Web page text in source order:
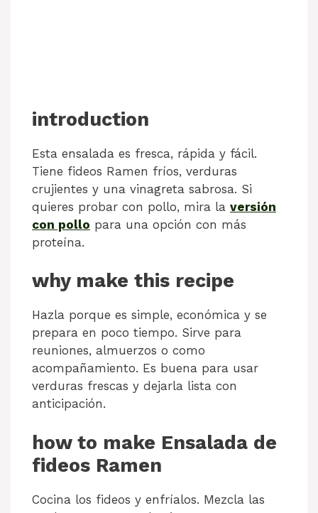
introduction
Esta ensalada es fresca, rápida y fácil.
Tiene fideos Ramen fríos, verduras
crujientes y una vinagreta sabrosa. Si
quieres probar con pollo, mira la versión
con pollo para una opción con más
proteína.
why make this recipe
Hazla porque es simple, económica y se
prepara en poco tiempo. Sirve para
reuniones, almuerzos o como
acompañamiento. Es buena para usar
verduras frescas y dejarla lista con
anticipación.
how to make Ensalada de
fideos Ramen
Cocina los fideos y enfríalos. Mezcla las